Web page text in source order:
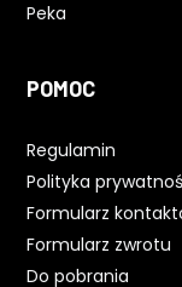
Peka
POMOC
Regulamin
Polityka
Formularz
Formularz zwrotu
Do pobrania